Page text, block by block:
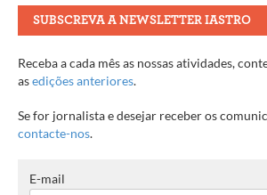
SUBSCREVA A NEWSLETTER IASTRO
Receba a cada mês as nossas atividades,
asedições anteriores.
Se for jornalista e desejar receber os
contacte-nos.
E-mail